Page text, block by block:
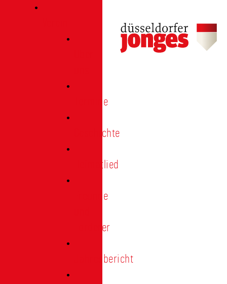
Termine
Geschichte
Heimatlied
Freunde
Förderer
Jahresbericht